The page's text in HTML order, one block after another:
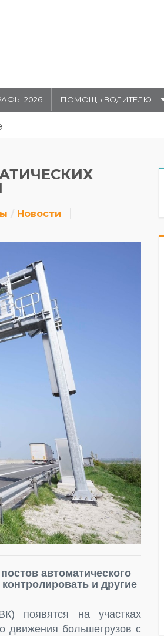
2026 ПОМОЩЬ ВОДИТЕЛЮ
Москве
Новости
автоматического
и другие
появятся на участках
движения большегрузов с